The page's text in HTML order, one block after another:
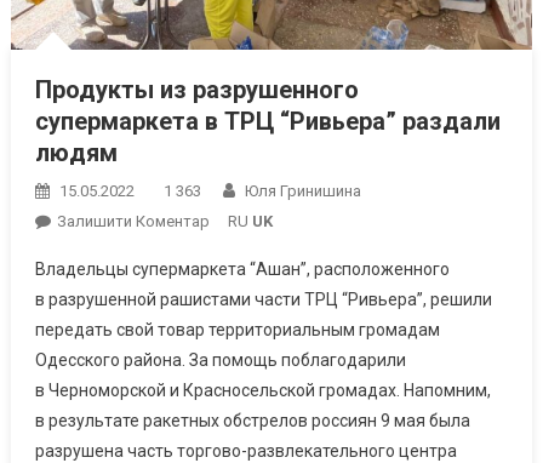
Продукты из разрушенного
супермаркета в ТРЦ “Ривьера” раздали
людям
15.05.2022 1 363
Юля Гринишина
Залишити КоментарOn
Из Разрушенного
Супермаркета
В
ТРЦ
“Ривьера”
Раздали
Людям
RU UK
Владельцы супермаркета “Ашан”, расположенного
в разрушенной рашистами части ТРЦ “Ривьера”, решили
передать свой товар территориальным громадам
Одесского района. За помощь поблагодарили
в Черноморской и Красносельской громадах. Напомним,
в результате ракетных обстрелов россиян 9 мая была
разрушена часть торгово-развлекательного центра